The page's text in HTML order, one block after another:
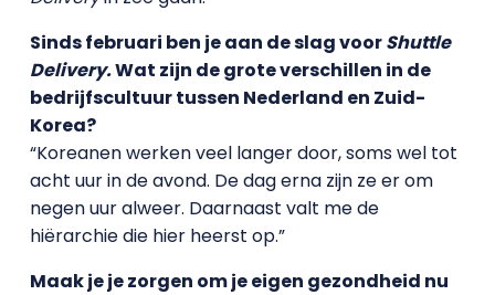
Sinds februari ben je aan de slag voorShuttle
Delivery.Wat zijn de grote verschillen in de
bedrijfscultuur tussen Nederland en Zuid-
Korea?
“Koreanen werken veel langer door, soms wel tot
acht uur in de avond. De dag erna zijn ze er om
negen uur alweer. Daarnaast valt me de
hiërarchie die hier heerst op.”
Maak je je zorgen om je eigen gezondheid nu